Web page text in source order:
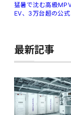
猛暑で沈む高級
EV、3万台超の公
最新記事